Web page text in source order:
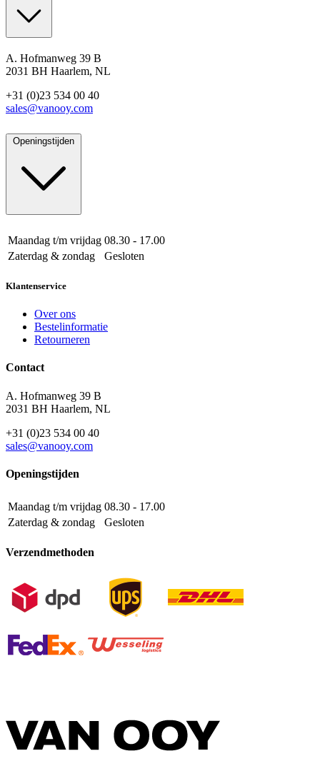
A. Hofmanweg 39 B
2031 BH Haarlem, NL
+31 (0)23 534 00 40
sales@vanooy.com
Openingstijden
Maandag t/m vrijdag 08.30 - 17.00
Zaterdag & zondag
Gesloten
Klantenservice
Over ons
Bestelinformatie
Retourneren
Contact
A. Hofmanweg 39 B
2031 BH Haarlem, NL
+31 (0)23 534 00 40
sales@vanooy.com
Openingstijden
Maandag t/m vrijdag 08.30 - 17.00
Zaterdag & zondag
Gesloten
Verzendmethoden